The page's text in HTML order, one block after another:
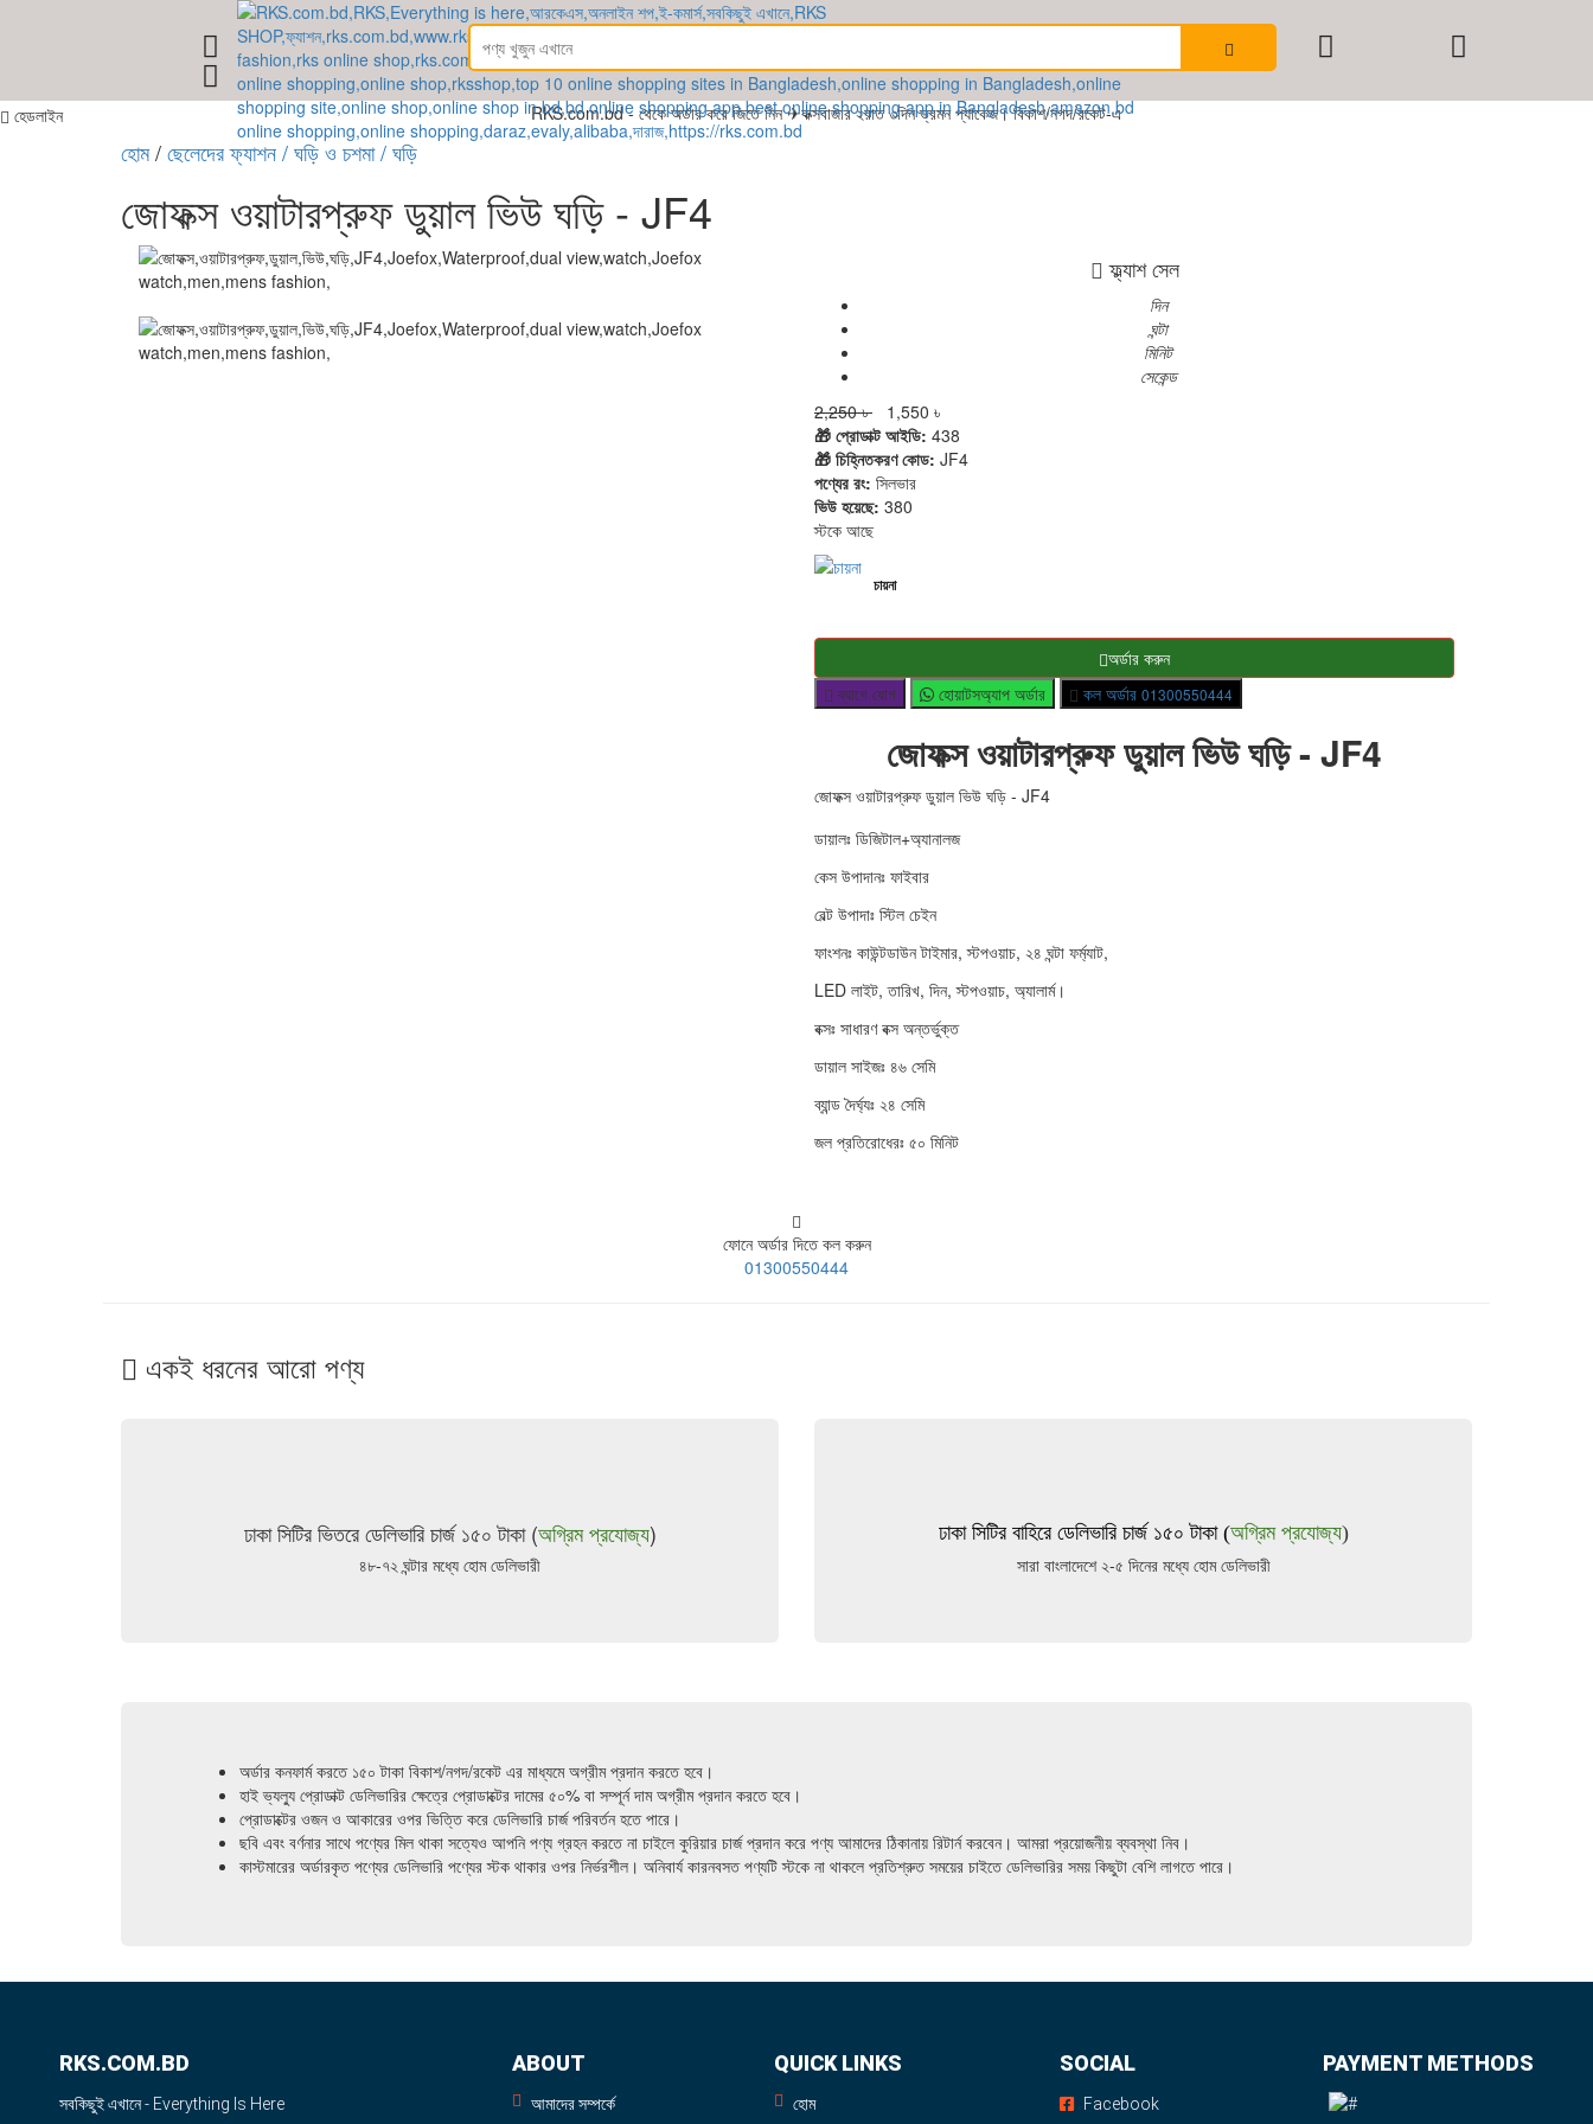
হেডলাইন RKS.com.bd - থেকে অর্ডার করে জিতে নিন ✈কক্সবাজার ২রাত ৩দিন ভ্রমন প্যাকেজ। বিকাশ/নগদ/রকেট-এ সম্পূর্ণ পে করলেই পাচ্ছেন ১০% ছাড়। বিস্তারিত জানতে হট লাইনঃ 01300550444
হোম/ছেলেদের ফ্যাশন/ ঘড়ি ও চশমা/ ঘড়ি
জোফক্স ওয়াটারপ্রুফ ডুয়াল ভিউ ঘড়ি - JF4
ফ্ল্যাশ সেল
দিন
ঘন্টা
মিনিট
সেকেন্ড
2,250 ৳
1,550 ৳
🎁 প্রোডাক্ট আইডি: 438
🎁 চিহ্নিতকরণ কোড: JF4
পণ্যের রং: সিলভার
ভিউ হয়েছে: 380
স্টকে আছে
চায়না
অর্ডার করুন
ব্যাগে যোগ
হোয়াটসঅ্যাপ অর্ডার কল অর্ডার 01300550444
জোফক্স ওয়াটারপ্রুফ ডুয়াল ভিউ ঘড়ি - JF4
জোফক্স ওয়াটারপ্রুফ ডুয়াল ভিউ ঘড়ি - JF4
ডায়ালঃ ডিজিটাল+অ্যানালজ
কেস উপাদানঃ ফাইবার
বেল্ট উপাদাঃ স্টিল চেইন
ফাংশনঃ কাউন্টডাউন টাইমার, স্টপওয়াচ, ২৪ ঘন্টা ফর্ম্যাট,
LED লাইট, তারিখ, দিন, স্টপওয়াচ, অ্যালার্ম।
বক্সঃ সাধারণ বক্স অন্তর্ভুক্ত
ডায়াল সাইজঃ ৪৬ সেমি
ব্যান্ড দৈর্ঘ্যঃ ২৪ সেমি
জল প্রতিরোধেরঃ ৫০ মিনিট
ফোনে অর্ডার দিতে কল করুন
01300550444
একই ধরনের আরো পণ্য
ঢাকা সিটির ভিতরে ডেলিভারি চার্জ ১৫০ টাকা (অগ্রিম প্রযোজ্য)
৪৮-৭২ ঘন্টার মধ্যে হোম ডেলিভারী
ঢাকা সিটির বাহিরে ডেলিভারি চার্জ ১৫০ টাকা (অগ্রিম প্রযোজ্য)
সারা বাংলাদেশে ২-৫ দিনের মধ্যে হোম ডেলিভারী
অর্ডার কনফার্ম করতে ১৫০ টাকা বিকাশ/নগদ/রকেট এর মাধ্যমে অগ্রীম প্রদান করতে হবে।
হাই ভ্যল্যু প্রোডাক্ট ডেলিভারির ক্ষেত্রে প্রোডাক্টের দামের ৫০% বা সম্পূর্ন দাম অগ্রীম প্রদান করতে হবে।
প্রোডাক্টের ওজন ও আকারের ওপর ভিত্তি করে ডেলিভারি চার্জ পরিবর্তন হতে পারে।
ছবি এবং বর্ণনার সাথে পণ্যের মিল থাকা সত্যেও আপনি পণ্য গ্রহন করতে না চাইলে কুরিয়ার চার্জ প্রদান করে পণ্য আমাদের ঠিকানায় রিটার্ন করবেন। আমরা প্রয়োজনীয় ব্যবস্থা নিব।
কাস্টমারের অর্ডারকৃত পণ্যের ডেলিভারি পণ্যের স্টক থাকার ওপর নির্ভরশীল। অনিবার্য কারনবসত পণ্যটি স্টকে না থাকলে প্রতিশ্রুত সময়ের চাইতে ডেলিভারির সময় কিছুটা বেশি লাগতে পারে।
RKS.COM.BD
সবকিছুই এখানে - Everything Is Here
ABOUT
আমাদের সম্পর্কে
QUICK LINKS
হোম
SOCIAL
Facebook
PAYMENT METHODS